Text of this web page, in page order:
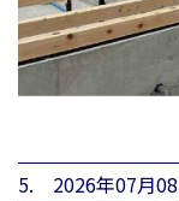
5. 2026年07月